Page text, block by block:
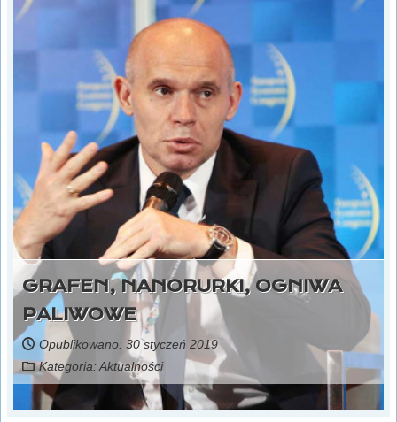
GRAFEN, NANORURKI, OGNIWA
PALIWOWE
Opublikowano: 30 styczeń 2019
Kategoria:Aktualności